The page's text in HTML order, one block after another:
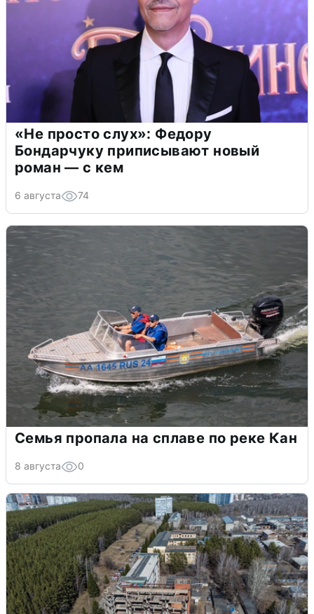
«Не просто слух»: Федору
Бондарчуку приписывают новый
роман — с кем
6 августа 74
Семья пропала на сплаве по реке Кан
8 августа 0